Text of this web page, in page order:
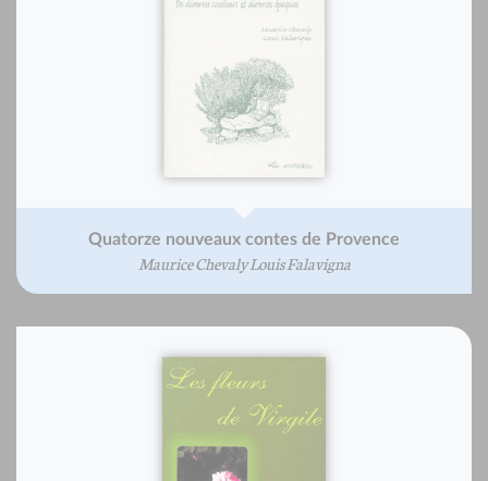
Quatorze nouveaux contes de Provence
Maurice Chevaly Louis Falavigna